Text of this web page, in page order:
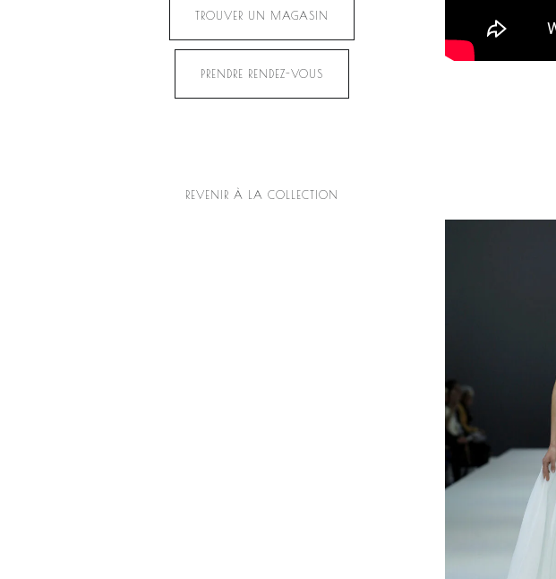
TROUVER UN MAGASIN
PRENDRE RENDEZ-VOUS
REVENIR À LA COLLECTION